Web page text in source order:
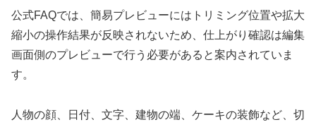
公式FAQでは、簡易プレビューにはトリミング位置や拡大
縮小の操作結果が反映されないため、仕上がり確認は編集
画面側のプレビューで行う必要があると案内されていま
す。
人物の顔、日付、文字、建物の端、ケーキの装飾など、切